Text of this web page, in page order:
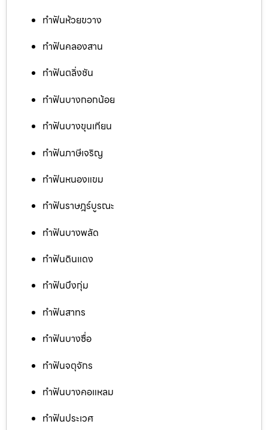
ทำฟันห้วยขวาง
ทำฟันคลองสาน
ทำฟันตลิ่งชัน
ทำฟันบางกอกน้อย
ทำฟันบางขุนเทียน
ทำฟันภาษีเจริญ
ทำฟันหนองแขม
ทำฟันราษฎร์บูรณะ
ทำฟันบางพลัด
ทำฟันดินแดง
ทำฟันบึงกุ่ม
ทำฟันสาทร
ทำฟันบางซื่อ
ทำฟันจตุจักร
ทำฟันบางคอแหลม
ทำฟันประเวศ